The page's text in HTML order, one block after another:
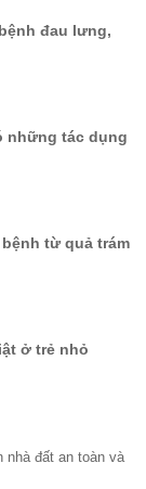
đau lưng,
những tác dụng
từ quả trám
ở trẻ nhỏ